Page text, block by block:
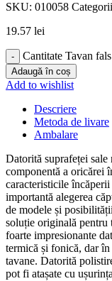
SKU: 010058
19.57 lei
Cantitate Tavan
Adaugă în coș
Add to wishlist
Descriere
Metoda de livare
Ambalare
Datorită suprafeței
componentă a oricărei
caracteristicile
importantă alegerea
de modele și
soluție originală pentru
foarte impresionante
termică și fonică, dar
tavane. Datorită
pot fi atașate cu